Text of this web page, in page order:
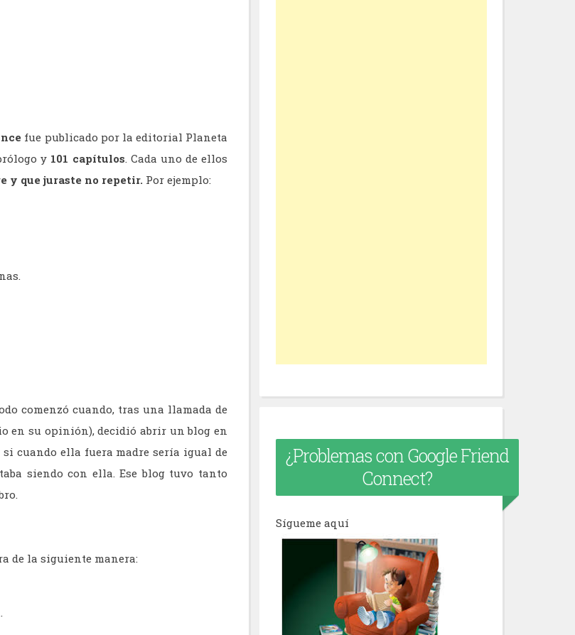
fue publicado por la editorial Planeta
y 101 capítulos. Cada uno de ellos
y que juraste no repetir. Por ejemplo:
comenzó cuando, tras una llamada de
en su opinión), decidió abrir un blog en
cuando ella fuera madre sería igual de
siendo con ella. Ese blog tuvo tanto
de la siguiente manera:
¿Problemas con Google Friend
Connect?
Sígueme aquí